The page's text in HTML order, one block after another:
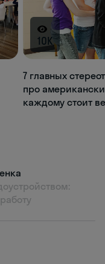
10K
7 главных
про
каждому стоит